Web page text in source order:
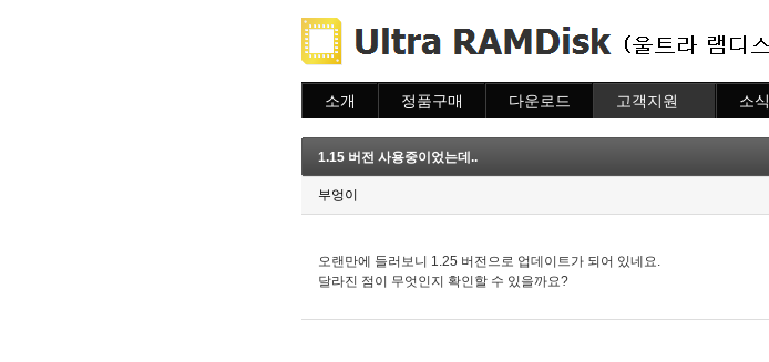
소개 정품구매
주문조회
이용안내
다운로드 고객지원
질문하기
소식
1.15 버전 사용중이었는데..
부엉이
오랜만에 들러보니 1.25 버전으로 업데이트가 되어 있네요.
달라진 점이 무엇인지 확인할 수 있을까요?